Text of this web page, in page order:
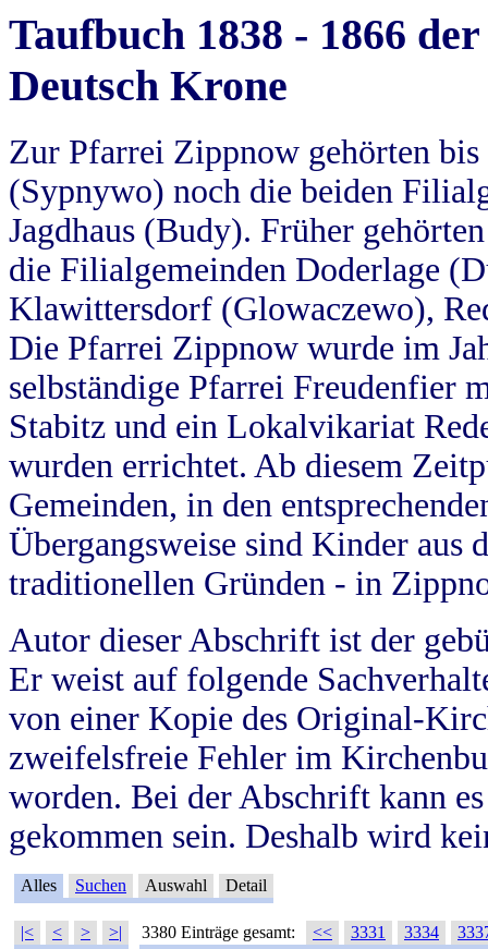
Taufbuch 1838 - 1866
Deutsch Krone
Zur Pfarrei Zippnow gehörten
(Sypnywo) noch die beiden
Jagdhaus (Budy). Früher
die Filialgemeinden Doderlage
Klawittersdorf (Glowaczewo),
Die Pfarrei Zippnow wurde im
selbständige Pfarrei Freudenfier
Stabitz und ein Lokalvikariat
wurden errichtet. Ab diesem
Gemeinden, in den
Übergangsweise sind Kinder aus
traditionellen Gründen - in
Autor dieser Abschrift ist der
Er weist auf folgende
von einer Kopie des Original-
zweifelsfreie Fehler im
worden. Bei der Abschrift kann
gekommen sein. Deshalb wird
Alles Suchen Auswahl Detail
|< < > >| 3380 Einträge gesamt: << 3331 3334